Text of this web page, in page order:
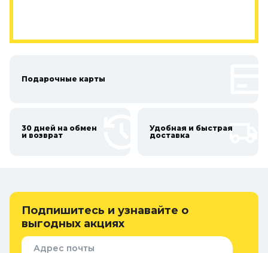
Подарочные карты
30 дней на обмен
и возврат
Удобная и быстрая
доставка
Подпишитесь и узнавайте о
выгодных акциях
Адрес почты